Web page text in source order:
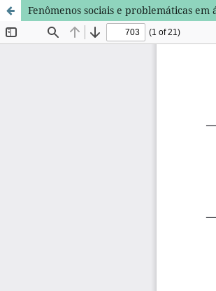
Fenômenos sociais e problemáticas em